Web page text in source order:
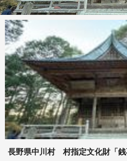
長野県中川村 村指定文化財「銭